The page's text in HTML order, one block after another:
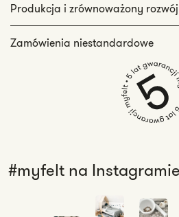
Produkcja i zrównoważony rozwój
Zamówienia niestandardowe
#myfelt na Instagramie